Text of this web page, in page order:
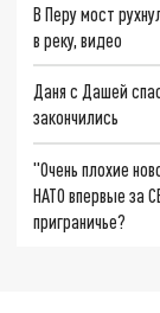
В Перу мост
в реку, видео
Даня с Дашей
закончились
"Очень плохие
НАТО впервые за
приграничье?